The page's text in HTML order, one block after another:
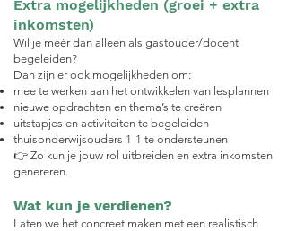
Extra mogelijkheden (groei + extra
inkomsten)
Wil je méér dan alleen als gastouder/docent
begeleiden?
Dan zijn er ook mogelijkheden om:
mee te werken aan het ontwikkelen van lesplannen
nieuwe opdrachten en thema’s te creëren
uitstapjes en activiteiten te begeleiden
thuisonderwijsouders 1-1 te ondersteunen
👉 Zo kun je jouw rol uitbreiden en extra inkomsten
genereren.
Wat kun je verdienen?
Laten we het concreet maken met een realistisch